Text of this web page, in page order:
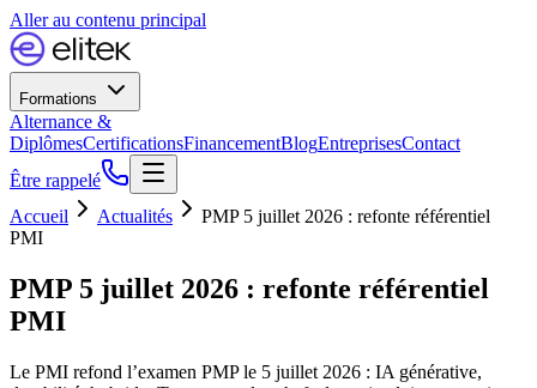
Aller au contenu principal
Formations
Alternance &
DiplômesCertificationsFinancementBlogEntreprisesContact
Être rappelé
Accueil
Actualités
PMP 5 juillet 2026 : refonte référentiel
PMI
PMP 5 juillet 2026 : refonte référentiel
PMI
Le PMI refond l’examen PMP le 5 juillet 2026 : IA générative,